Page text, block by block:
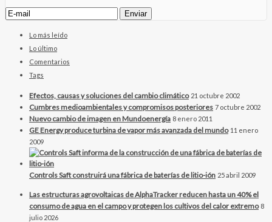
Lo más leído
Lo último
Comentarios
Tags
Efectos, causas y soluciones del cambio climático 21 octubre 2002
Cumbres medioambientales y compromisos posteriores 7 octubre 2002
Nuevo cambio de imagen en Mundoenergía 8 enero 2011
GE Energy produce turbina de vapor más avanzada del mundo 11 enero
2009
Controls Saft construirá una fábrica de baterías de litio-ión 25 abril 2009
Las estructuras agrovoltaicas de AlphaTracker reducen hasta un 40% el
consumo de agua en el campo y protegen los cultivos del calor extremo 8
julio 2026